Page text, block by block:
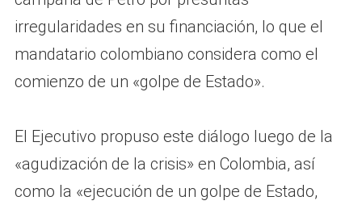
irregularidades en su financiación, lo que el
mandatario colombiano considera como el
comienzo de un «golpe de Estado».
El Ejecutivo propuso este diálogo luego de la
«agudización de la crisis» en Colombia, así
como la «ejecución de un golpe de Estado,